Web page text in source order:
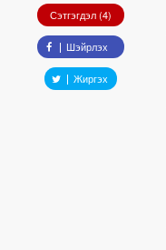
Сэтгэгдэл (4)
Шэйрлэх
Жиргэх